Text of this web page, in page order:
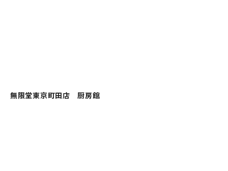
無限堂東京町田店 厨房館